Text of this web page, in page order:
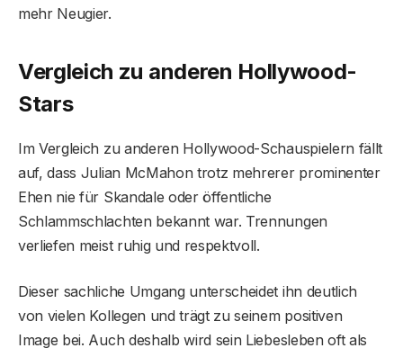
mehr Neugier.
Vergleich zu anderen Hollywood-
Stars
Im Vergleich zu anderen Hollywood-Schauspielern fällt
auf, dass Julian McMahon trotz mehrerer prominenter
Ehen nie für Skandale oder öffentliche
Schlammschlachten bekannt war. Trennungen
verliefen meist ruhig und respektvoll.
Dieser sachliche Umgang unterscheidet ihn deutlich
von vielen Kollegen und trägt zu seinem positiven
Image bei. Auch deshalb wird sein Liebesleben oft als